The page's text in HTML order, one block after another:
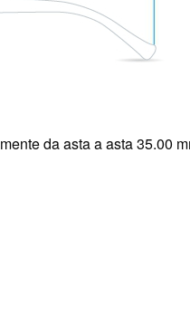
da asta a asta 35.00